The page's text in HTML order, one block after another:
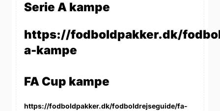
Serie A kampe
https://fodboldpakker.dk/
a-kampe
FA Cup kampe
https://fodboldpakker.dk/fodboldrejseguide/fa-